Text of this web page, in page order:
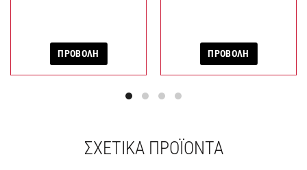
ΠΡΟΒΟΛΗ ΠΡΟΒΟΛΗ
ΣΧΕΤΙΚΆ ΠΡΟΪΌΝΤΑ